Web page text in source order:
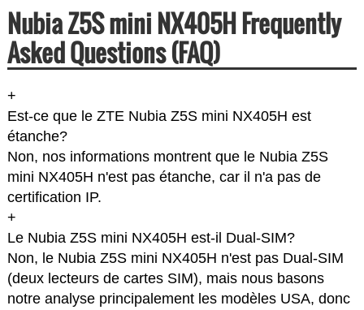
Nubia Z5S mini NX405H Frequently
Asked Questions (FAQ)
+
Est-ce que le ZTE Nubia Z5S mini NX405H est
étanche?
Non, nos informations montrent que le Nubia Z5S
mini NX405H n'est pas étanche, car il n'a pas de
certification IP.
+
Le Nubia Z5S mini NX405H est-il Dual-SIM?
Non, le Nubia Z5S mini NX405H n'est pas Dual-SIM
(deux lecteurs de cartes SIM), mais nous basons
notre analyse principalement les modèles USA, donc